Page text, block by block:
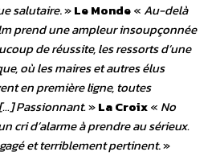
salutaire. »Le Monde« Au-delà
prend une ampleur insoupçonnée
de réussite, les ressorts d’une
où les maires et autres élus
en première ligne, toutes
Passionnant.»La Croix« No
cri d’alarme à prendre au sérieux.
et terriblement pertinent. »